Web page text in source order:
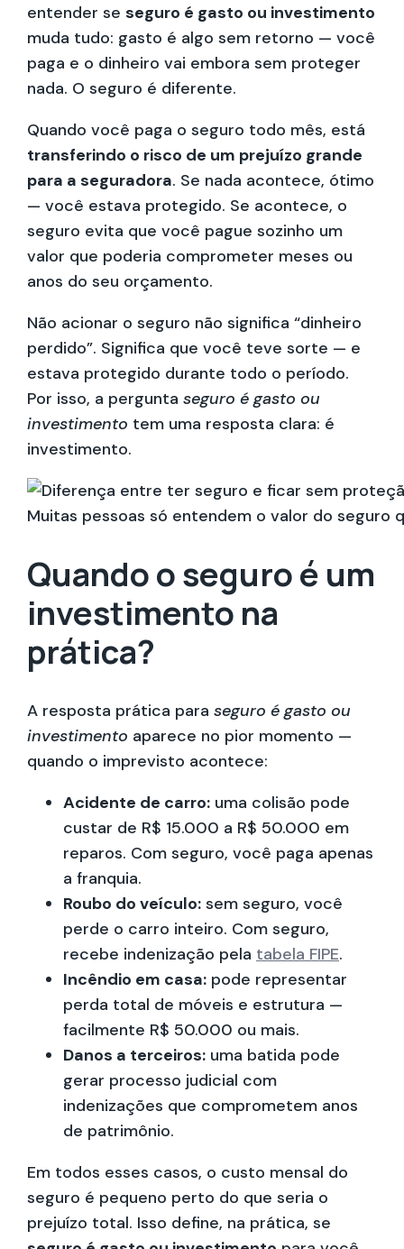
entender se seguro é gasto ou investimento
muda tudo: gasto é algo sem retorno — você
paga e o dinheiro vai embora sem proteger
nada. O seguro é diferente.
Quando você paga o seguro todo mês, está
transferindo o risco de um prejuízo grande
para a seguradora. Se nada acontece, ótimo
— você estava protegido. Se acontece, o
seguro evita que você pague sozinho um
valor que poderia comprometer meses ou
anos do seu orçamento.
Não acionar o seguro não significa “dinheiro
perdido”. Significa que você teve sorte — e
estava protegido durante todo o período.
Por isso, a pergunta seguro é gasto ou
investimento tem uma resposta clara: é
investimento.
Muitas pessoas só entendem o valor do seguro
Quando o seguro é um
investimento na
prática?
A resposta prática para seguro é gasto ou
investimento aparece no pior momento —
quando o imprevisto acontece:
Acidente de carro: uma colisão pode
custar de R$ 15.000 a R$ 50.000 em
reparos. Com seguro, você paga apenas
a franquia.
Roubo do veículo: sem seguro, você
perde o carro inteiro. Com seguro,
recebe indenização pela tabela FIPE.
Incêndio em casa: pode representar
perda total de móveis e estrutura —
facilmente R$ 50.000 ou mais.
Danos a terceiros: uma batida pode
gerar processo judicial com
indenizações que comprometem anos
de patrimônio.
Em todos esses casos, o custo mensal do
seguro é pequeno perto do que seria o
prejuízo total. Isso define, na prática, se